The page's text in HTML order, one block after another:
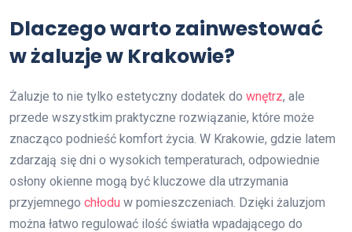
Dlaczego warto zainwestować
w żaluzje w Krakowie?
Żaluzje to nie tylko estetyczny dodatek do wnętrz, ale
przede wszystkim praktyczne rozwiązanie, które może
znacząco podnieść komfort życia. W Krakowie, gdzie latem
zdarzają się dni o wysokich temperaturach, odpowiednie
osłony okienne mogą być kluczowe dla utrzymania
przyjemnego chłodu w pomieszczeniach. Dzięki żaluzjom
można łatwo regulować ilość światła wpadającego do